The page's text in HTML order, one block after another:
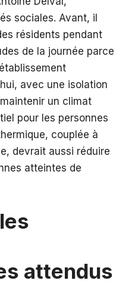
sociales. Avant, il
résidents pendant
de la journée parce
avec une isolation
un climat
pour les personnes
couplée à
devrait aussi réduire
atteintes de
attendus